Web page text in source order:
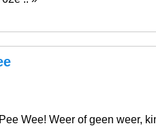
Wee! Weer of geen weer,